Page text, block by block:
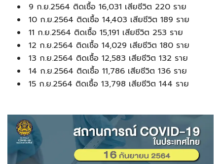
9 ก.ย.2564 ติดเชื้อ 16,031 เสียชีวิต 220 ราย
10 ก.ย.2564 ติดเชื้อ 14,403 เสียชีวิต 189 ราย
11 ก.ย.2564 ติดเชื้อ 15,191 เสียชีวิต 253 ราย
12 ก.ย.2564 ติดเชื้อ 14,029 เสียชีวิต 180 ราย
13 ก.ย.2564 ติดเชื้อ 12,583 เสียชีวิต 132 ราย
14 ก.ย.2564 ติดเชื้อ 11,786 เสียชีวิต 136 ราย
15 ก.ย.2564 ติดเชื้อ 13,798 เสียชีวิต 144 ราย